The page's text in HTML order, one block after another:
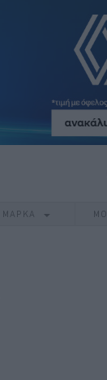
ΜΑΡΚΑ